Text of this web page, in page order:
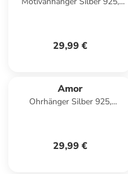
29,99 €
Amor
Ohrhänger Silber 925,
29,99 €